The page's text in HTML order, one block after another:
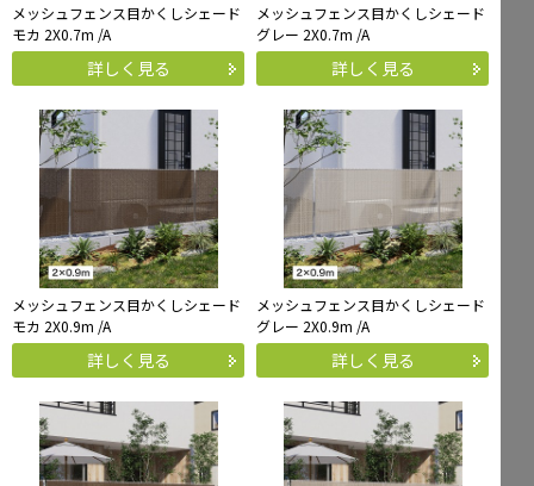
メッシュフェンス目かくしシェード
モカ 2X0.7m /A
詳しく見る
メッシュフェンス目かくしシェード
グレー 2X0.7m /A
詳しく見る
メッシュフェンス目かくしシェード
モカ 2X0.9m /A
詳しく見る
メッシュフェンス目かくしシェード
グレー 2X0.9m /A
詳しく見る